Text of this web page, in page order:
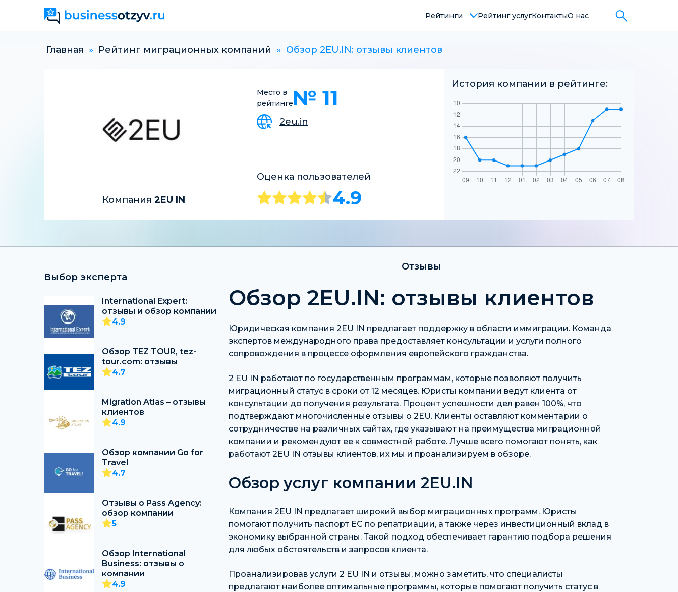
Рейтинги Рейтинг услугКонтактыО нас Поиск:
Главная » Рейтинг миграционных компаний » Обзор 2EU.IN: отзывы клиентов
Компания2EU IN
Место в
рейтинге№ 11
2eu.in
Оценка пользователей
4.9
История компании в рейтинге:
Выбор эксперта
International Expert:
отзывы и обзор компании
4.9
Обзор TEZ TOUR, tez-
tour.com: отзывы
4.7
Migration Atlas – отзывы
клиентов
4.9
Обзор компании Go for
Travel
4.7
Отзывы о Pass Agency:
обзор компании
5
Обзор International
Business: отзывы о
компании
4.9
Отзывы
Обзор 2EU.IN: отзывы клиентов
Юридическая компания 2EU IN предлагает поддержку в области иммиграции. Команда
экспертов международного права предоставляет консультации и услуги полного
сопровождения в процессе оформления европейского гражданства.
2 EU IN работают по государственным программам, которые позволяют получить
миграционный статус в сроки от 12 месяцев. Юристы компании ведут клиента от
консультации до получения результата. Процент успешности дел равен 100%, что
подтверждают многочисленные отзывы о 2EU. Клиенты оставляют комментарии о
сотрудничестве на различных сайтах, где указывают на преимущества миграционной
компании и рекомендуют ее к совместной работе. Лучше всего помогают понять, как
работают 2EU IN отзывы клиентов, их мы и проанализируем в обзоре.
Обзор услуг компании 2EU.IN
Компания 2EU IN предлагает широкий выбор миграционных программ. Юристы
помогают получить паспорт ЕС по репатриации, а также через инвестиционный вклад в
экономику выбранной страны. Такой подход обеспечивает гарантию подбора решения
для любых обстоятельств и запросов клиента.
Проанализировав услуги 2 EU IN и отзывы, можно заметить, что специалисты
предлагают наиболее оптимальные программы, которые помогают получить статус в